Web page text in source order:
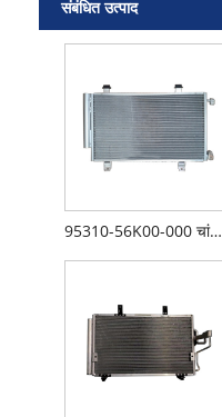
संबंधित उत्पाद
95310-56K00-000 चांगान सुजुकी तियान्यू कंडेनसर